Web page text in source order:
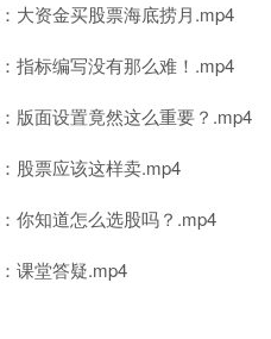
大资金买股票海底捞月.mp4
指标编写没有那么难！.mp4
版面设置竟然这么重要？.mp4
股票应该这样卖.mp4
你知道怎么选股吗？.mp4
课堂答疑.mp4